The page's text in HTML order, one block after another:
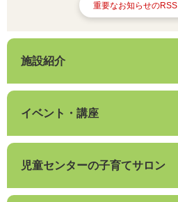
重要なお知らせのRSS
施設紹介
イベント・講座
児童センターの子育てサロン